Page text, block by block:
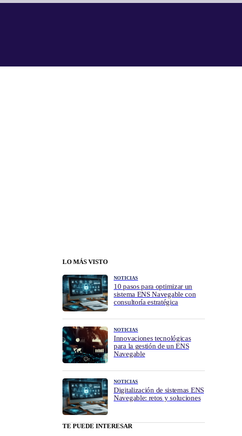
LO MÁS VISTO
NOTICIAS
10 pasos para optimizar un
sistema ENS Navegable con
consultoría estratégica
NOTICIAS
Innovaciones tecnológicas
para la gestión de un ENS
Navegable
NOTICIAS
Digitalización de sistemas ENS
Navegable: retos y soluciones
TE PUEDE INTERESAR